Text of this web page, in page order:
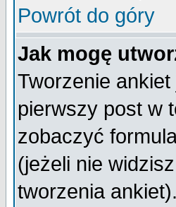
Powrót do góry
Jak mogę
Tworzenie
pierwszy post w
zobaczyć
(jeżeli nie
tworzenia